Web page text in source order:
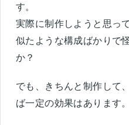
す。
実際に制作しようと思っ
似たような構成ばかりで
か？
でも、きちんと制作して
ば一定の効果はあります。